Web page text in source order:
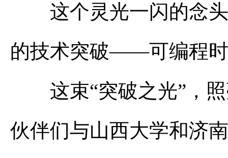
这个灵光一闪的念头
的技术突破——可编程
这束“突破之光”，照
伙伴们与山西大学和济